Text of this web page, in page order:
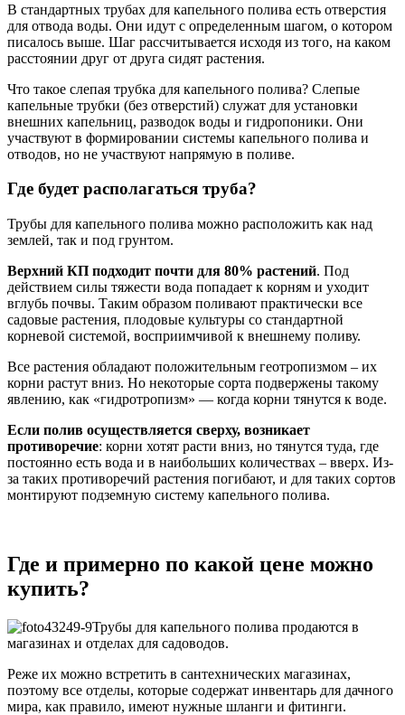
В стандартных трубах для капельного полива есть отверстия
для отвода воды. Они идут с определенным шагом, о котором
писалось выше. Шаг рассчитывается исходя из того, на каком
расстоянии друг от друга сидят растения.
Что такое слепая трубка для капельного полива? Слепые
капельные трубки (без отверстий) служат для установки
внешних капельниц, разводок воды и гидропоники. Они
участвуют в формировании системы капельного полива и
отводов, но не участвуют напрямую в поливе.
Где будет располагаться труба?
Трубы для капельного полива можно расположить как над
землей, так и под грунтом.
Верхний КП подходит почти для 80% растений. Под
действием силы тяжести вода попадает к корням и уходит
вглубь почвы. Таким образом поливают практически все
садовые растения, плодовые культуры со стандартной
корневой системой, восприимчивой к внешнему поливу.
Все растения обладают положительным геотропизмом – их
корни растут вниз. Но некоторые сорта подвержены такому
явлению, как «гидротропизм» — когда корни тянутся к воде.
Если полив осуществляется сверху, возникает
противоречие: корни хотят расти вниз, но тянутся туда, где
постоянно есть вода и в наибольших количествах – вверх. Из-
за таких противоречий растения погибают, и для таких сортов
монтируют подземную систему капельного полива.
Где и примерно по какой цене можно
купить?
Трубы для капельного полива продаются в
магазинах и отделах для садоводов.
Реже их можно встретить в сантехнических магазинах,
поэтому все отделы, которые содержат инвентарь для дачного
мира, как правило, имеют нужные шланги и фитинги.